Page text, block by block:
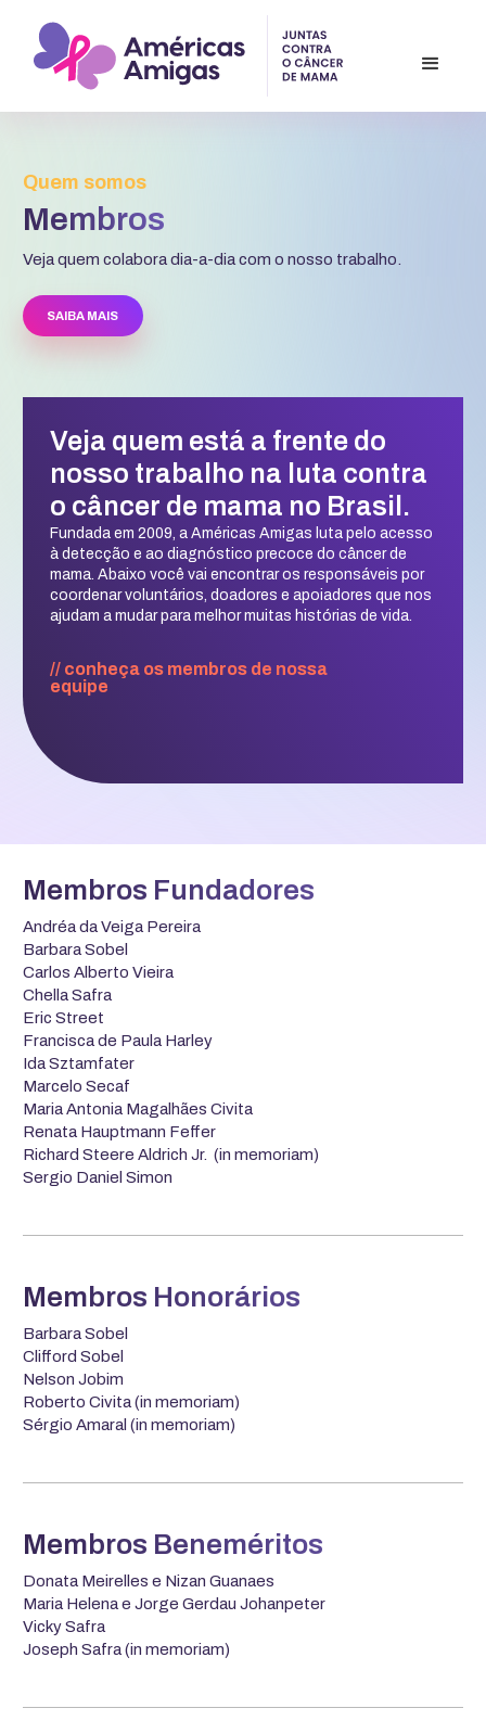
Quem somos
Membros
Veja quem colabora dia-a-dia com o nosso trabalho.
SAIBA MAIS
Veja quem está a frente do
nosso trabalho na luta contra
o câncer de mama no Brasil.
Fundada em 2009, a Américas Amigas luta pelo acesso
à detecção e ao diagnóstico precoce do câncer de
mama. Abaixo você vai encontrar os responsáveis por
coordenar voluntários, doadores e apoiadores que nos
ajudam a mudar para melhor muitas histórias de vida.
// conheça os membros de nossa
equipe
Membros Fundadores
Andréa da Veiga Pereira
Barbara Sobel
Carlos Alberto Vieira
Chella Safra
Eric Street
Francisca de Paula Harley
Ida Sztamfater
Marcelo Secaf
Maria Antonia Magalhães Civita
Renata Hauptmann Feffer
Richard Steere Aldrich Jr. (in memoriam)
Sergio Daniel Simon
Membros Honorários
Barbara Sobel
Clifford Sobel
Nelson Jobim
Roberto Civita (in memoriam)
Sérgio Amaral (in memoriam)
Membros Beneméritos
Donata Meirelles e Nizan Guanaes
Maria Helena e Jorge Gerdau Johanpeter
Vicky Safra
Joseph Safra (in memoriam)